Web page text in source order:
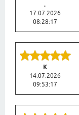
.
17.07.2026
08:28:17
K
14.07.2026
09:53:17